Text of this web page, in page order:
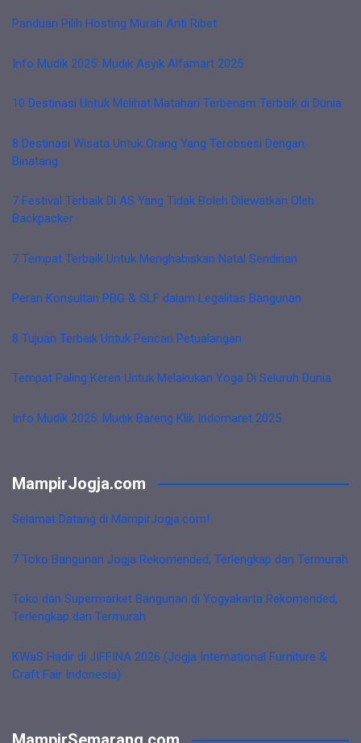
Panduan Pilih Hosting Murah Anti Ribet
Info Mudik 2025: Mudik Asyik Alfamart 2025
10 Destinasi Untuk Melihat Matahari Terbenam Terbaik di Dunia
8 Destinasi Wisata Untuk Orang Yang Terobsesi Dengan
Binatang
7 Festival Terbaik Di AS Yang Tidak Boleh Dilewatkan Oleh
Backpacker
7 Tempat Terbaik Untuk Menghabiskan Natal Sendirian
Peran Konsultan PBG & SLF dalam Legalitas Bangunan
8 Tujuan Terbaik Untuk Pencari Petualangan
Tempat Paling Keren Untuk Melakukan Yoga Di Seluruh Dunia
Info Mudik 2025: Mudik Bareng Klik Indomaret 2025
MampirJogja.com
Selamat Datang di MampirJogja.com!
7 Toko Bangunan Jogja Rekomended, Terlengkap dan Termurah
Toko dan Supermarket Bangunan di Yogyakarta Rekomended,
Terlengkap dan Termurah
KWaS Hadir di JIFFINA 2026 (Jogja International Furniture &
Craft Fair Indonesia)